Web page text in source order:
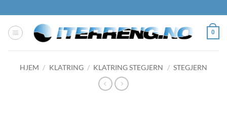
to
content
0
HJEM / KLATRING / KLATRING STEGJERN / STEGJERN